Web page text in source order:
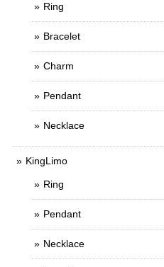
Ring
Bracelet
Charm
Pendant
Necklace
KingLimo
Ring
Pendant
Necklace